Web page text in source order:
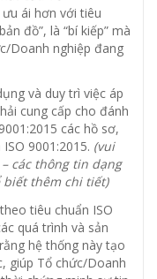
ái hơn với tiêu
đồ”, là “bí kiếp” mà
Doanh nghiệp đang
và duy trì việc áp
cung cấp cho đánh
các hồ sơ,
9001:2015. (vui
các thông tin dạng
biết thêm chi tiết)
tiêu chuẩn ISO
quá trình và sản
hệ thống này tạo
giúp Tổ chức/Doanh